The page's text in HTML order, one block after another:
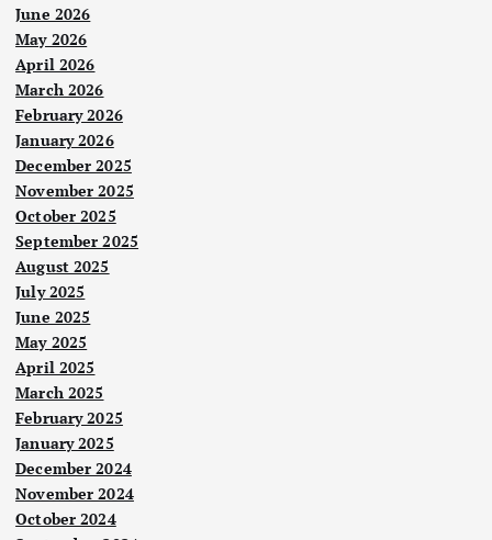
June 2026
May 2026
April 2026
March 2026
February 2026
January 2026
December 2025
November 2025
October 2025
September 2025
August 2025
July 2025
June 2025
May 2025
April 2025
March 2025
February 2025
January 2025
December 2024
November 2024
October 2024